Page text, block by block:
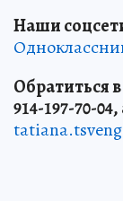
Наши
Обратиться
914-197-70-